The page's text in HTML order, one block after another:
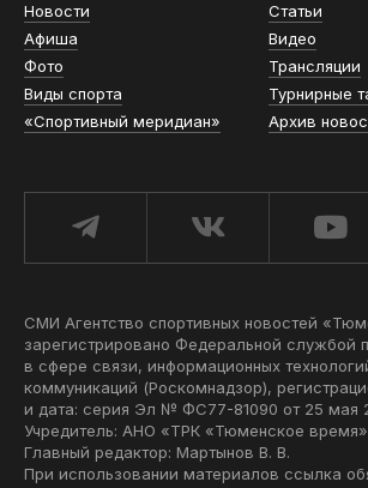
Новости
Статьи
Афиша
Видео
Фото
Трансляции
Виды спорта
Турнирные
«Спортивный меридиан»
Архив
СМИ Агентство спортивных новостей
зарегистрировано Федеральной службой
в сфере связи, информационных
коммуникаций (Роскомнадзор),
и дата: серия Эл № ФС77-81090 от 25 мая
Учредитель: АНО «ТРК «Тюменское
Главный редактор: Мартынов В. В.
При использовании материалов ссылка